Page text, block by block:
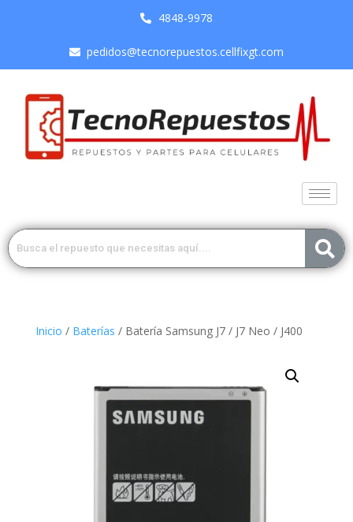
4848-9978
pedidos@tecnorepuestos.cellfixgt.com
Inicio / Baterías / Batería Samsung J7 / J7 Neo / J400